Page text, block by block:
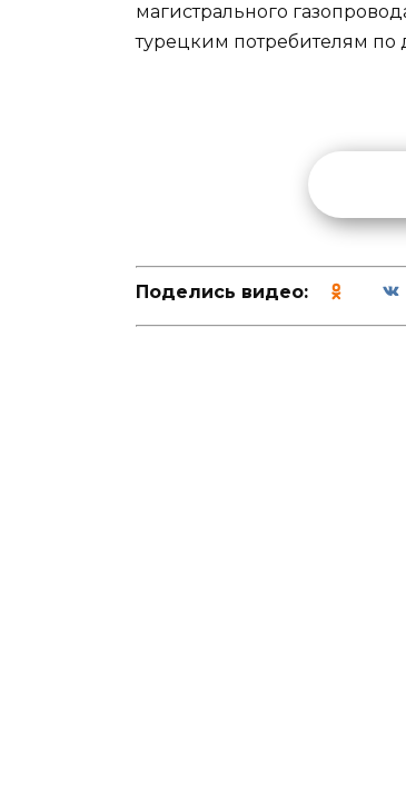
магистрального
турецким потребителям по
Поделись видео: